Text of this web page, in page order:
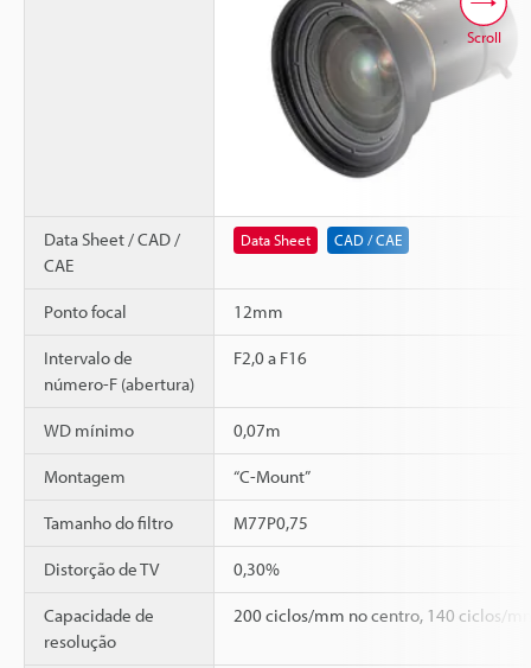
Data Sheet / CAD /
CAE
Data Sheet CAD / CAE
Ponto focal 12mm
Intervalo de
número-F (abertura)
F2,0 a F16
WD mínimo 0,07m
Montagem “C-Mount”
Tamanho do filtro M77P0,75
Distorção de TV 0,30%
Capacidade de
resolução
200 ciclos/mm no centro, 140 ciclos/
Scroll